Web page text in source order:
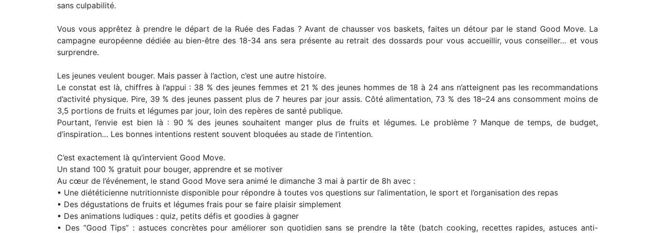
sans culpabilité.
Vous vous apprêtez à prendre le départ de la Ruée des Fadas ? Avant de chausser vos baskets, faites un détour par le stand Good Move. La
campagne européenne dédiée au bien-être des 18-34 ans sera présente au retrait des dossards pour vous accueillir, vous conseiller… et vous
surprendre.
Les jeunes veulent bouger. Mais passer à l’action, c’est une autre histoire.
Le constat est là, chiffres à l’appui : 38 % des jeunes femmes et 21 % des jeunes hommes de 18 à 24 ans n’atteignent pas les recommandations
d’activité physique. Pire, 39 % des jeunes passent plus de 7 heures par jour assis. Côté alimentation, 73 % des 18–24 ans consomment moins de
3,5 portions de fruits et légumes par jour, loin des repères de santé publique.
Pourtant, l’envie est bien là : 90 % des jeunes souhaitent manger plus de fruits et légumes. Le problème ? Manque de temps, de budget,
d’inspiration… Les bonnes intentions restent souvent bloquées au stade de l’intention.
C’est exactement là qu’intervient Good Move.
Un stand 100 % gratuit pour bouger, apprendre et se motiver
Au cœur de l’événement, le stand Good Move sera animé le dimanche 3 mai à partir de 8h avec :
• Une diététicienne nutritionniste disponible pour répondre à toutes vos questions sur l’alimentation, le sport et l’organisation des repas
• Des dégustations de fruits et légumes frais pour se faire plaisir simplement
• Des animations ludiques : quiz, petits défis et goodies à gagner
• Des “Good Tips” : astuces concrètes pour améliorer son quotidien sans se prendre la tête (batch cooking, recettes rapides, astuces anti-